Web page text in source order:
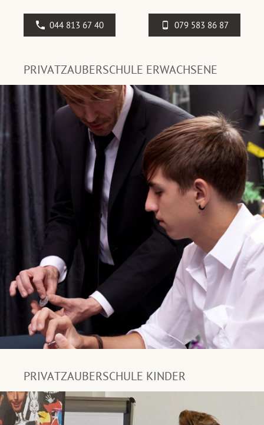
044 813 67 40 079 583 86 87
PRIVATZAUBERSCHULE ERWACHSENE
PRIVATZAUBERSCHULE KINDER